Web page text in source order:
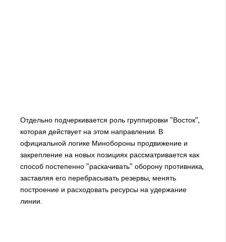
Отдельно подчеркивается роль группировки "Восток",
которая действует на этом направлении. В
официальной логике Минобороны продвижение и
закрепление на новых позициях рассматривается как
способ постепенно "раскачивать" оборону противника,
заставляя его перебрасывать резервы, менять
построение и расходовать ресурсы на удержание
линии.